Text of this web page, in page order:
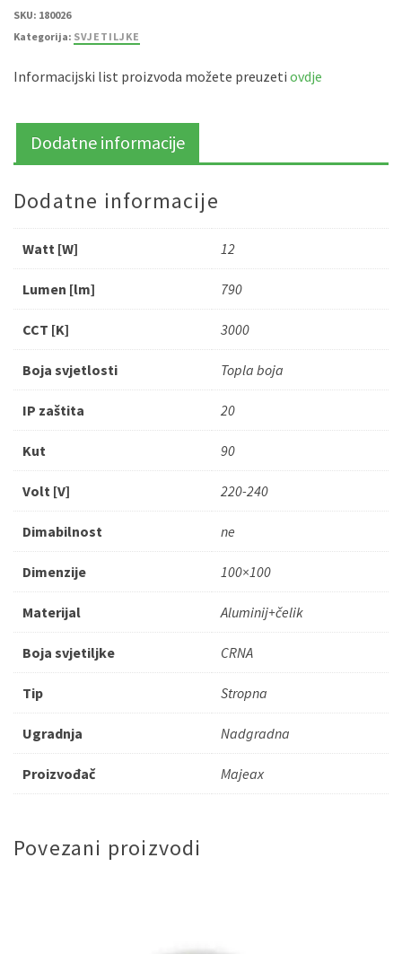
količina
SKU: 180026
Kategorija: SVJETILJKE
Informacijski list proizvoda možete preuzeti ovdje
Dodatne informacije
Dodatne informacije
Watt [W] 12
Lumen [lm] 790
CCT [K] 3000
Boja svjetlosti Topla boja
IP zaštita 20
Kut 90
Volt [V] 220-240
Dimabilnost ne
Dimenzije 100×100
Materijal Aluminij+čelik
Boja svjetiljke CRNA
Tip Stropna
Ugradnja Nadgradna
Proizvođač Majeax
Povezani proizvodi